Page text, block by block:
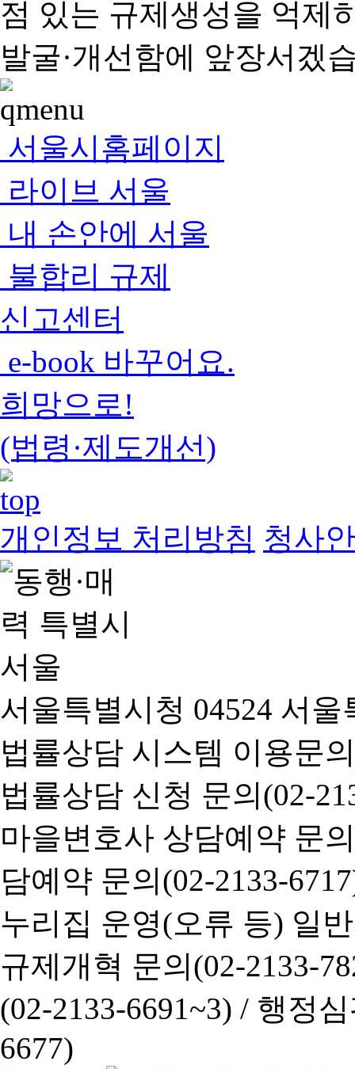
점 있는 규제생성을 억제
발굴·개선함에 앞장서겠
서울시홈페이지
라이브 서울
내 손안에 서울
불합리 규제
신고센터
e-book 바꾸어요.
희망으로!
(법령·제도개선)
개인정보 처리방침 청사
서울특별시청 04524 서
법률상담 시스템 이용문
법률상담 신청 문의(02-
마을변호사 상담예약 문
담예약 문의(02-2133-
누리집 운영(오류 등) 일
규제개혁 문의(02-2133-
(02-2133-6691~3) / 행정심
6677)